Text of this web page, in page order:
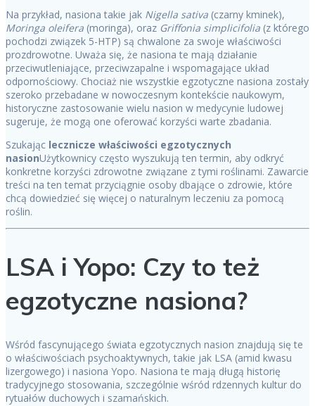
Na przykład, nasiona takie jak Nigella sativa (czarny kminek),
Moringa oleifera (moringa), oraz Griffonia simplicifolia (z którego
pochodzi związek 5-HTP) są chwalone za swoje właściwości
prozdrowotne. Uważa się, że nasiona te mają działanie
przeciwutleniające, przeciwzapalne i wspomagające układ
odpornościowy. Chociaż nie wszystkie egzotyczne nasiona zostały
szeroko przebadane w nowoczesnym kontekście naukowym,
historyczne zastosowanie wielu nasion w medycynie ludowej
sugeruje, że mogą one oferować korzyści warte zbadania.
Szukając lecznicze właściwości egzotycznych
nasionUżytkownicy często wyszukują ten termin, aby odkryć
konkretne korzyści zdrowotne związane z tymi roślinami. Zawarcie
treści na ten temat przyciągnie osoby dbające o zdrowie, które
chcą dowiedzieć się więcej o naturalnym leczeniu za pomocą
roślin.
LSA i Yopo: Czy to też
egzotyczne nasiona?
Wśród fascynującego świata egzotycznych nasion znajdują się te
o właściwościach psychoaktywnych, takie jak LSA (amid kwasu
lizergowego) i nasiona Yopo. Nasiona te mają długą historię
tradycyjnego stosowania, szczególnie wśród rdzennych kultur do
rytuałów duchowych i szamańskich.